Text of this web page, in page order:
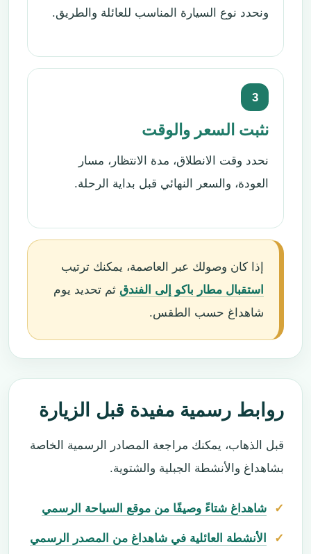
ونحدد نوع السيارة المناسب للعائلة والطريق.
3
نثبت السعر والوقت
نحدد وقت الانطلاق، مدة الانتظار، مسار
العودة، والسعر النهائي قبل بداية الرحلة.
إذا كان وصولك عبر العاصمة، يمكنك ترتيب
استقبال مطار باكو إلى الفندق ثم تحديد يوم
شاهداغ حسب الطقس.
روابط رسمية مفيدة قبل الزيارة
قبل الذهاب، يمكنك مراجعة المصادر الرسمية الخاصة
بشاهداغ والأنشطة الجبلية والشتوية.
شاهداغ شتاءً وصيفًا من موقع السياحة الرسمي
الأنشطة العائلية في شاهداغ من المصدر الرسمي